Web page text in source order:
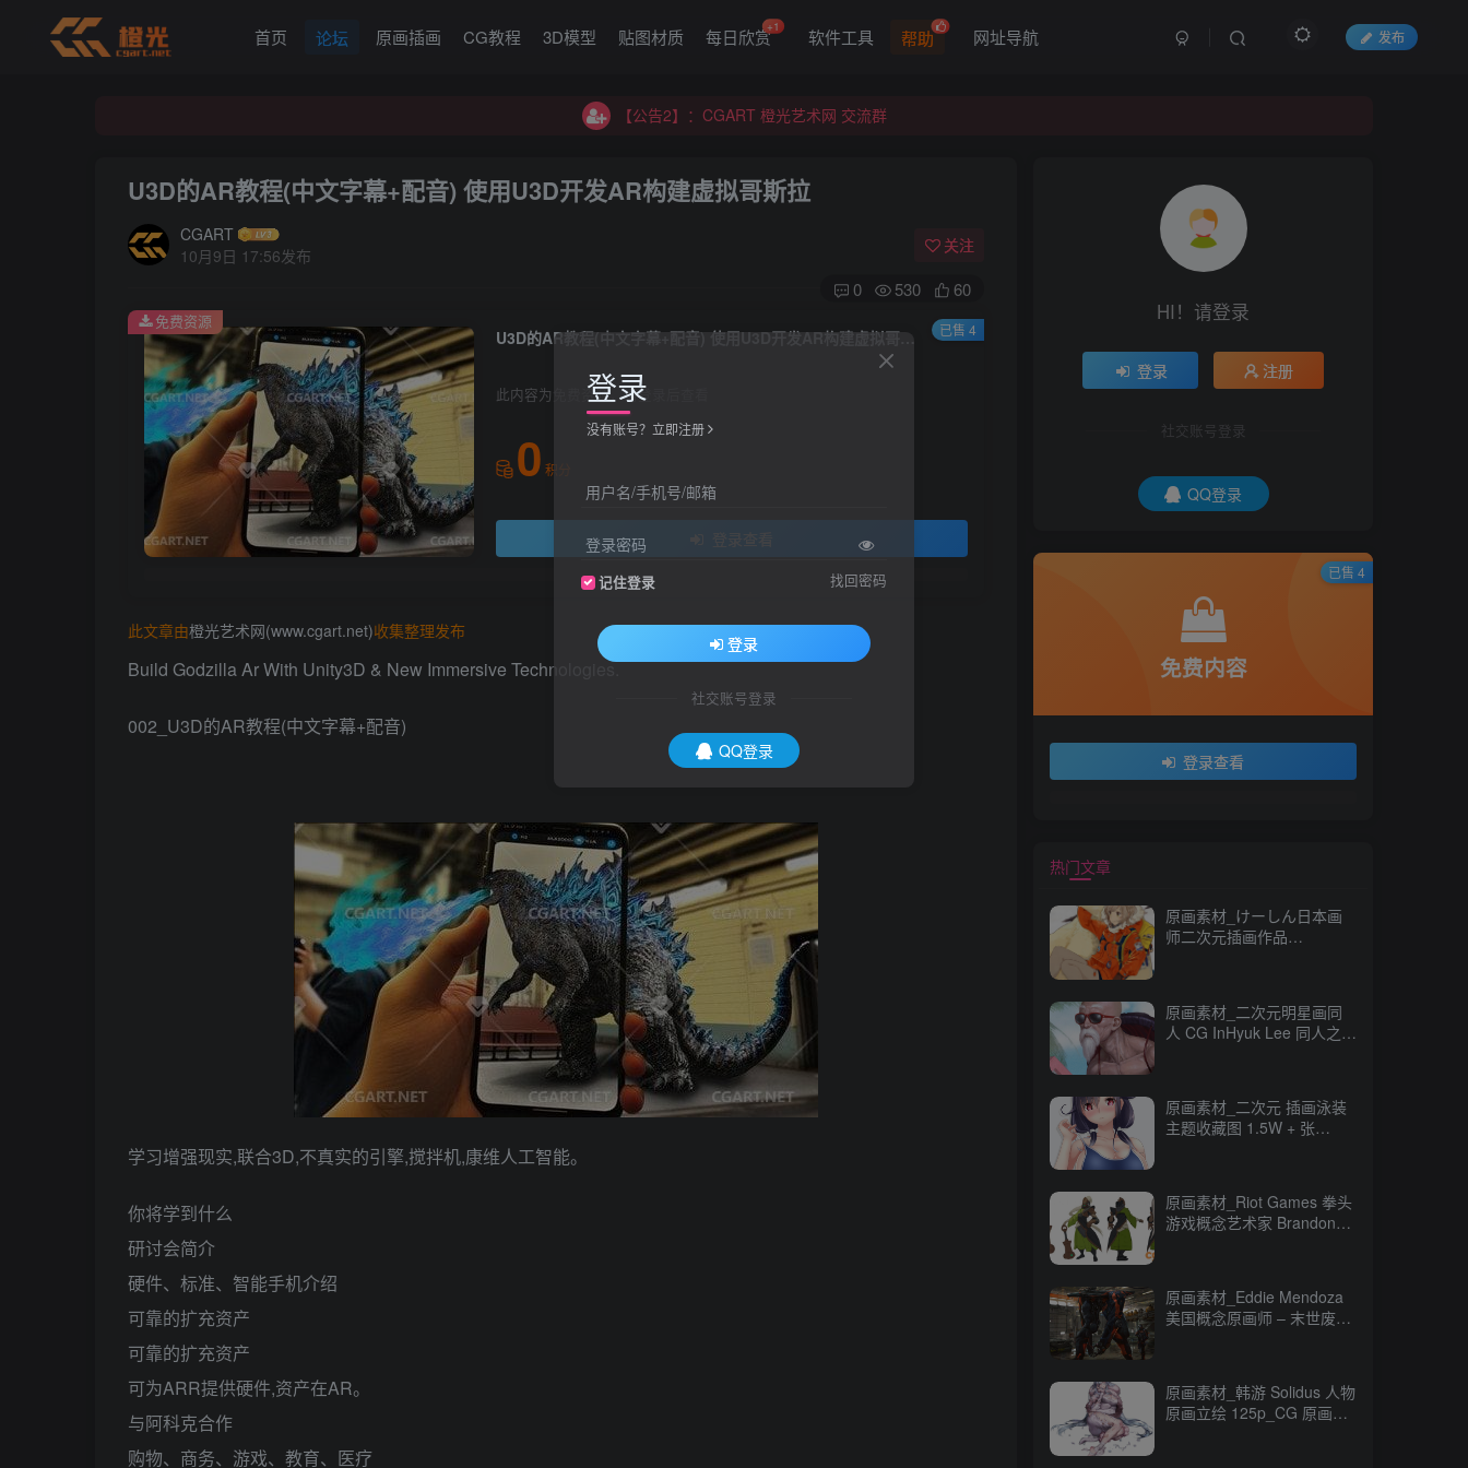
首页 论坛 原画插画 CG教程 3D模型 贴图材质 每日欣赏+1 软件工具 帮助 网址导航 发布
【公告2】：CGART 橙光艺术网 交流群
【公告2】：CGART 橙光艺术网 交流群
U3D的AR教程(中文字幕+配音) 使用U3D开发AR构建虚拟哥斯拉
CGART
10月9日 17:56发布
关注
0 530 60
U3D的AR教程(中文字幕+配音) 使用U3D开发AR构建虚拟哥斯拉
此内容为免费资源，请登录后查看
0 积分
免费资源 已售 4
此文章由橙光艺术网(www.cgart.net)收集整理发布
Build Godzilla Ar With Unity3D & New Immersive Technologies.
002_U3D的AR教程(中文字幕+配音)
学习增强现实,联合3D,不真实的引擎,搅拌机,康维人工智能。
你将学到什么
研讨会简介
硬件、标准、智能手机介绍
可靠的扩充资产
可靠的扩充资产
可为ARR提供硬件,资产在AR。
与阿科克合作
购物、商务、游戏、教育、医疗
HI！请登录
登录 注册
社交账号登录
QQ登录
免费内容
登录查看
已售 4
热门文章
原画素材_けーしん日本画
师二次元插画作品
原画素材_二次元明星画同
人 CG InHyuk Lee 同人之神
原画素材_二次元 插画泳装
主题收藏图 1.5W + 张
原画素材_Riot Games 拳头
游戏概念艺术家 Brandon
原画素材_Eddie Mendoza
美国概念原画师 – 末世废土
原画素材_韩游 Solidus 人物
原画立绘 125p_CG 原画资
登录
没有账号？立即注册
用户名/手机号/邮箱
登录密码
记住登录 找回密码
登录
社交账号登录
QQ登录